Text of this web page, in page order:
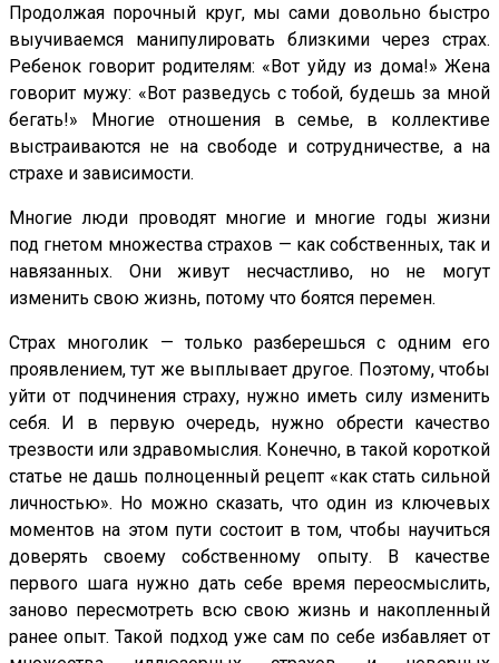
Продолжая порочный круг, мы сами довольно быстро
выучиваемся манипулировать близкими через страх.
Ребенок говорит родителям: «Вот уйду из дома!» Жена
говорит мужу: «Вот разведусь с тобой, будешь за мной
бегать!» Многие отношения в семье, в коллективе
выстраиваются не на свободе и сотрудничестве, а на
страхе и зависимости.
Многие люди проводят многие и многие годы жизни
под гнетом множества страхов — как собственных, так и
навязанных. Они живут несчастливо, но не могут
изменить свою жизнь, потому что боятся перемен.
Страх многолик — только разберешься с одним его
проявлением, тут же выплывает другое. Поэтому, чтобы
уйти от подчинения страху, нужно иметь силу изменить
себя. И в первую очередь, нужно обрести качество
трезвости или здравомыслия. Конечно, в такой короткой
статье не дашь полноценный рецепт «как стать сильной
личностью». Но можно сказать, что один из ключевых
моментов на этом пути состоит в том, чтобы научиться
доверять своему собственному опыту. В качестве
первого шага нужно дать себе время переосмыслить,
заново пересмотреть всю свою жизнь и накопленный
ранее опыт. Такой подход уже сам по себе избавляет от